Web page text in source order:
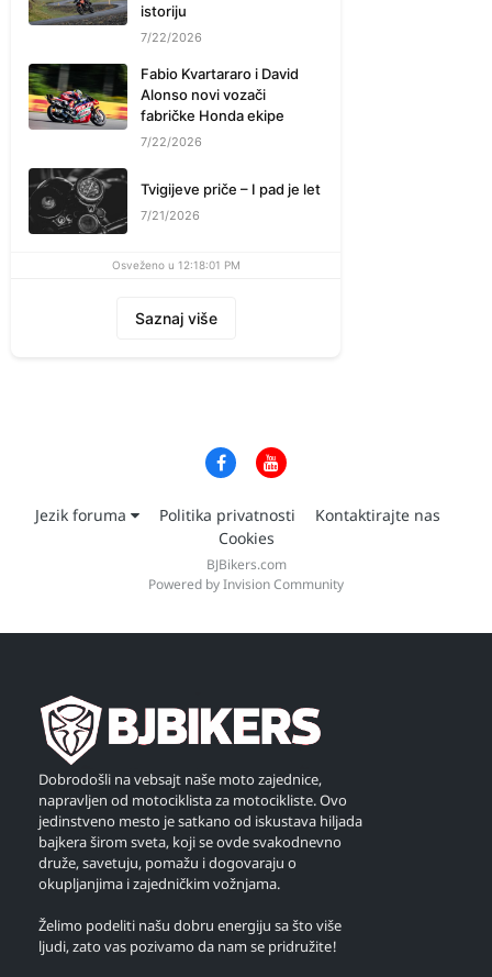
istoriju
7/22/2026
Fabio Kvartararo i David
Alonso novi vozači
fabričke Honda ekipe
7/22/2026
Tvigijeve priče – I pad je let
7/21/2026
Osveženo u 12:18:01 PM
Saznaj više
Jezik foruma Politika privatnosti
Kontaktirajte nas
Cookies
BJBikers.com
Powered by Invision Community
Dobrodošli na vebsajt naše moto zajednice,
napravljen od motociklista za motocikliste. Ovo
jedinstveno mesto je satkano od iskustava hiljada
bajkera širom sveta, koji se ovde svakodnevno
druže, savetuju, pomažu i dogovaraju o
okupljanjima i zajedničkim vožnjama.
Želimo podeliti našu dobru energiju sa što više
ljudi, zato vas pozivamo da nam se pridružite!